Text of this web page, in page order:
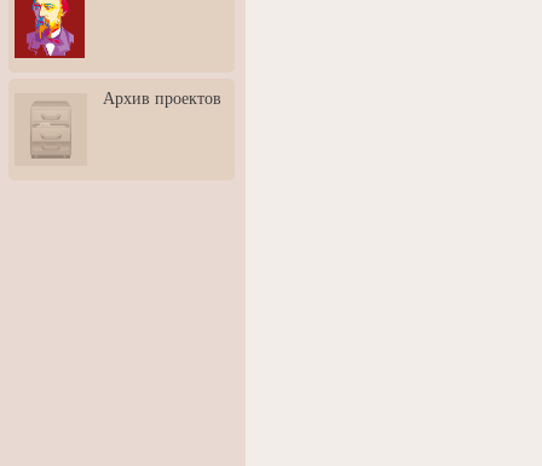
3: Обусловленности
человека и их влияние на
карьеру
скульптором Дмитрием
Тугариновым
АртБульвар в День города
Архив проектов